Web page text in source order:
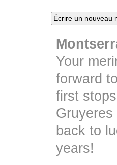
Your
forward
first
back to
years!